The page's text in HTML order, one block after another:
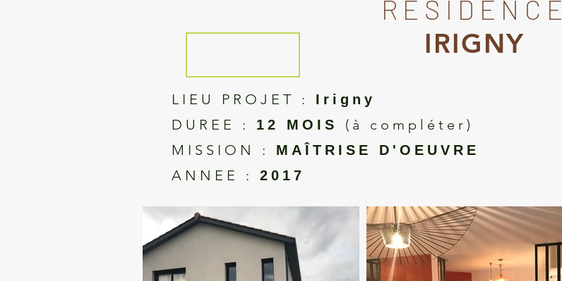
RESIDENCE
IRIGNY
LIEU PROJET : Irigny
DUREE : 12 MOIS (à compléter)
MISSION : MAÎTRISE D'OEUVRE
ANNEE : 2017